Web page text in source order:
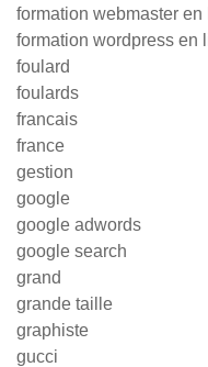
formation webmaster en
formation wordpress en
foulard
foulards
francais
france
gestion
google
google adwords
google search
grand
grande taille
graphiste
gucci